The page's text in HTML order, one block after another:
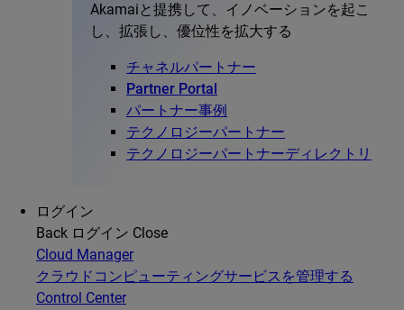
Akamaiと提携して、イノベーションを起こ
し、拡張し、優位性を拡大する
チャネルパートナー
Partner Portal
パートナー事例
テクノロジーパートナー
テクノロジーパートナーディレクトリ
ログイン
Back ログイン Close
Cloud Manager
クラウドコンピューティングサービスを管理する
Control Center